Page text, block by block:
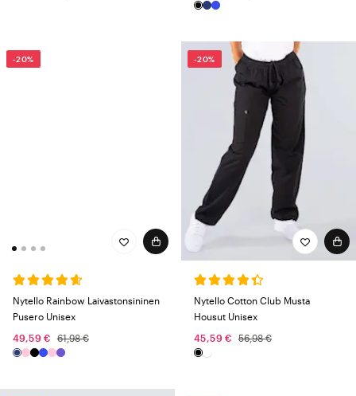
-20%
Nytello Rainbow Laivastonsininen
Pusero Unisex
49,59 €
61,98 €
-20%
Nytello Cotton Club Musta
Housut Unisex
45,59 €
56,98 €